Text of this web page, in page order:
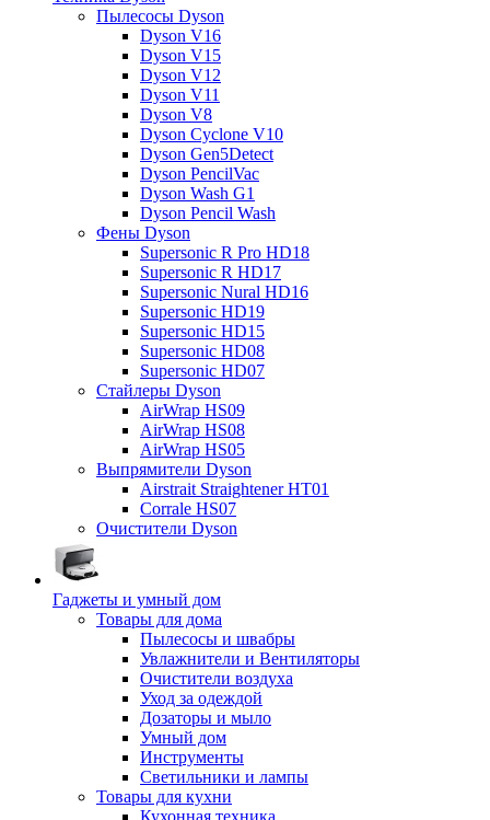
Пылесосы Dyson
Dyson V16
Dyson V15
Dyson V12
Dyson V11
Dyson V8
Dyson Cyclone V10
Dyson Gen5Detect
Dyson PencilVac
Dyson Wash G1
Dyson Pencil Wash
Фены Dyson
Supersonic R Pro HD18
Supersonic R HD17
Supersonic Nural HD16
Supersonic HD19
Supersonic HD15
Supersonic HD08
Supersonic HD07
Стайлеры Dyson
AirWrap HS09
AirWrap HS08
AirWrap HS05
Выпрямители Dyson
Airstrait Straightener HT01
Corrale HS07
Очистители Dyson
Гаджеты и умный дом
Товары для дома
Пылесосы и швабры
Увлажнители и Вентиляторы
Очистители воздуха
Уход за одеждой
Дозаторы и мыло
Умный дом
Инструменты
Светильники и лампы
Товары для кухни
Кухонная техника